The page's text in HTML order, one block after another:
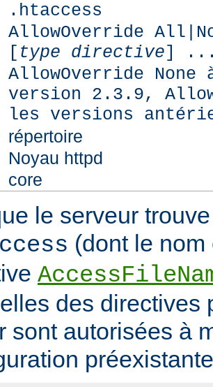
.htaccess
AllowOverride
[ type directive]
AllowOverride
version 2.3.9,
les versions
répertoire
Noyau httpd
core
le serveur
(dont le
des directives
sont autorisées à